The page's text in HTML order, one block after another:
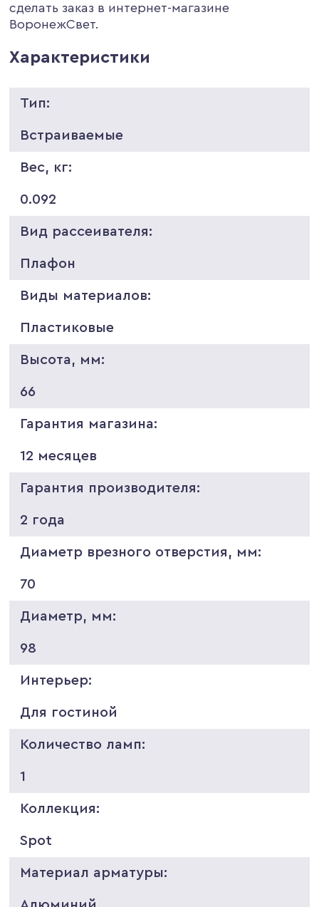
сделать заказ в интернет-магазине
ВоронежСвет.
Характеристики
Тип:
Встраиваемые
Вес, кг:
0.092
Вид рассеивателя:
Плафон
Виды материалов:
Пластиковые
Высота, мм:
66
Гарантия магазина:
12 месяцев
Гарантия производителя:
2 года
Диаметр врезного отверстия, мм:
70
Диаметр, мм:
98
Интерьер:
Для гостиной
Количество ламп:
1
Коллекция:
Spot
Материал арматуры: